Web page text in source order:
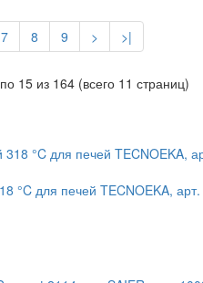
7 8 9 > >|
15 из 164 (всего 11 страниц)
°C для печей TECNOEKA, арт.